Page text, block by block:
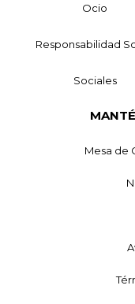
Ocio
Responsabilidad
Sociales
Mesa de